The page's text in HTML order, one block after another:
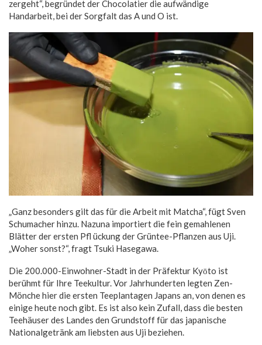
zergeht“, begründet der Chocolatier die aufwändige
Handarbeit, bei der Sorgfalt das A und O ist.
„Ganz besonders gilt das für die Arbeit mit Matcha“, fügt Sven
Schumacher hinzu. Nazuna importiert die fein gemahlenen
Blätter der ersten Pfl ückung der Grüntee-Pflanzen aus Uji.
„Woher sonst?“, fragt Tsuki Hasegawa.
Die 200.000-Einwohner-Stadt in der Präfektur Kyōto ist
berühmt für Ihre Teekultur. Vor Jahrhunderten legten Zen-
Mönche hier die ersten Teeplantagen Japans an, von denen es
einige heute noch gibt. Es ist also kein Zufall, dass die besten
Teehäuser des Landes den Grundstoff für das japanische
Nationalgetränk am liebsten aus Uji beziehen.